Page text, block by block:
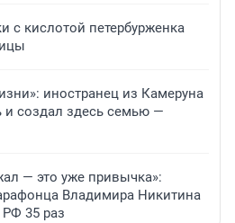
с кислотой петербурженка
иностранец из Камеруна
и создал здесь семью —
— это уже привычка»:
Владимира Никитина
35 раз